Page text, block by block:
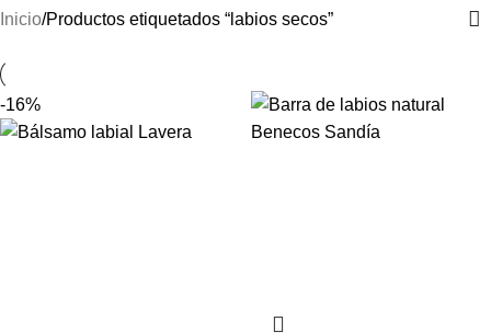
Inicio Productos etiquetados “labios secos”
-16%